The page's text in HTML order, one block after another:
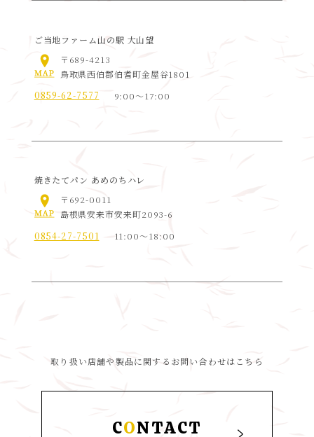
ご当地ファーム山の駅 大山望
〒689-4213
鳥取県西伯郡伯耆町金屋谷1801
0859-62-7577
9:00〜17:00
焼きたてパン あめのちハレ
〒692-0011
島根県安来市安来町2093-6
0854-27-7501
11:00〜18:00
取り扱い店舗や製品に関する お問い合わせはこちら
CONTACT